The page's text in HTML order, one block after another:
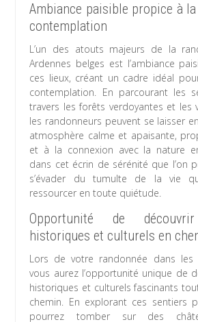
Ambiance paisible propice à
contemplation
L’un des atouts majeurs de la
Ardennes belges est l’ambiance
ces lieux, créant un cadre idéal
contemplation. En parcourant les
travers les forêts verdoyantes et les
les randonneurs peuvent se laisser
atmosphère calme et apaisante,
et à la connexion avec la nature
dans cet écrin de sérénité que l’on
s’évader du tumulte de la vie
ressourcer en toute quiétude.
Opportunité de
historiques et culturels en
Lors de votre randonnée dans les
vous aurez l’opportunité unique de
historiques et culturels fascinants
chemin. En explorant ces sentiers
pourrez tomber sur des